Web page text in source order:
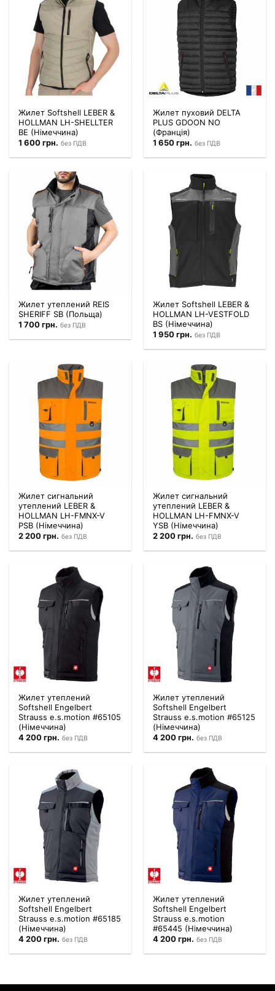
Жилет Softshell LEBER &
HOLLMAN LH-SHELLTER
BE (Німеччина)
1 600грн. без ПДВ
Жилет пуховий DELTA
PLUS GDOON NO
(Франція)
1 650грн. без ПДВ
Жилет утеплений REIS
SHERIFF SB (Польща)
1 700грн. без ПДВ
Жилет Softshell LEBER &
HOLLMAN LH-VESTFOLD
BS (Німеччина)
1 950грн. без ПДВ
Жилет сигнальний
утеплений LEBER &
HOLLMAN LH-FMNX-V
PSB (Німеччина)
2 200грн. без ПДВ
Жилет сигнальний
утеплений LEBER &
HOLLMAN LH-FMNX-V
YSB (Німеччина)
2 200грн. без ПДВ
Жилет утеплений
Softshell Engelbert
Strauss e.s.motion #65105
(Німеччина)
4 200грн. без ПДВ
Жилет утеплений
Softshell Engelbert
Strauss e.s.motion #65125
(Німеччина)
4 200грн. без ПДВ
Жилет утеплений
Softshell Engelbert
Strauss e.s.motion #65185
(Німеччина)
4 200грн. без ПДВ
Жилет утеплений
Softshell Engelbert
Strauss e.s.motion
#65445 (Німеччина)
4 200грн. без ПДВ